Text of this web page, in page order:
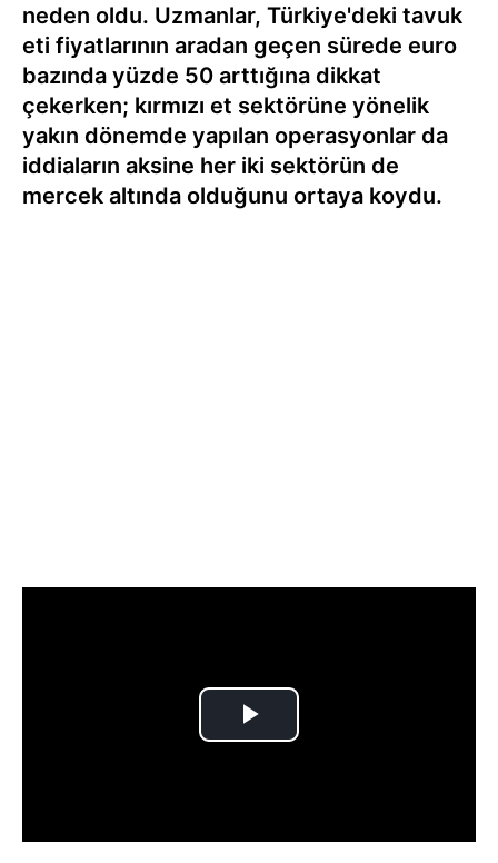
neden oldu. Uzmanlar, Türkiye'deki tavuk
eti fiyatlarının aradan geçen sürede euro
bazında yüzde 50 arttığına dikkat
çekerken; kırmızı et sektörüne yönelik
yakın dönemde yapılan operasyonlar da
iddiaların aksine her iki sektörün de
mercek altında olduğunu ortaya koydu.